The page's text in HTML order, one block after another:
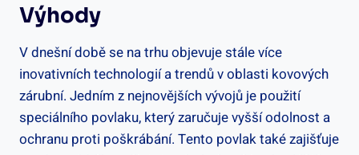
Výhody
V dnešní době se na trhu objevuje stále více
inovativních technologií a trendů v oblasti kovových
zárubní. Jedním z nejnovějších vývojů je použití
speciálního povlaku, který zaručuje vyšší odolnost a
ochranu proti poškrábání. Tento povlak také zajišťuje